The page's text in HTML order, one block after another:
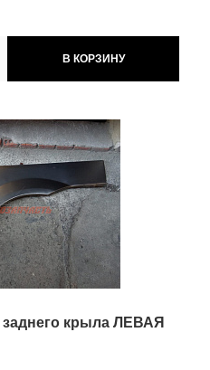
В КОРЗИНУ
заднего крыла ЛЕВАЯ